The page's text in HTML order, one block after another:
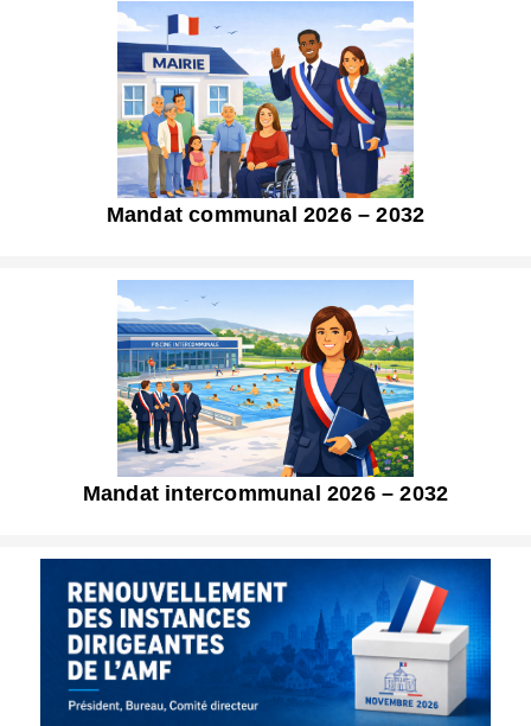
Mandat communal 2026 – 2032
Mandat intercommunal 2026 – 2032